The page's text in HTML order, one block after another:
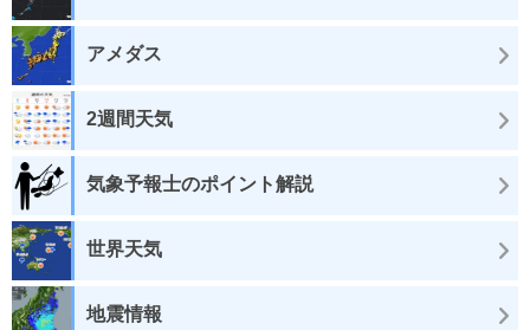
アメダス
2週間天気
気象予報士のポイント解説
世界天気
地震情報